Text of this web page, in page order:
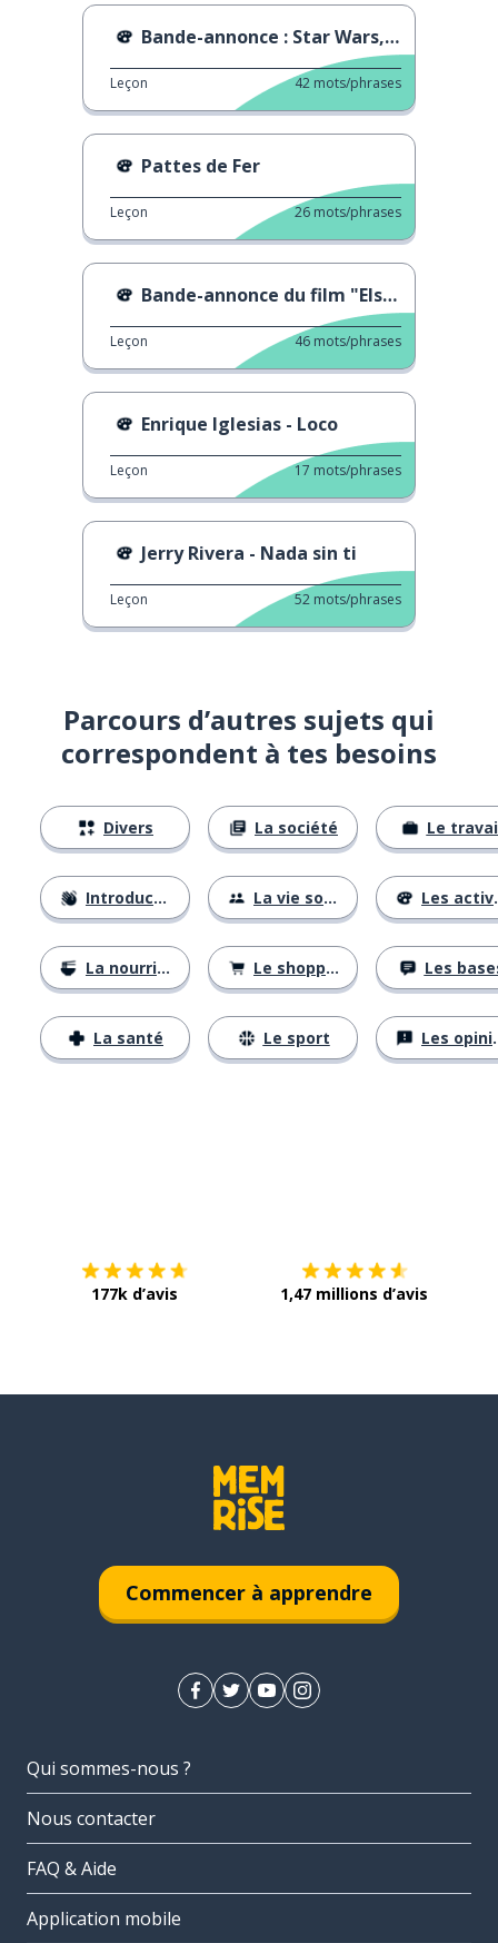
Bande-annonce : Star Wars, Tales of the Empire
Leçon 42 mots/phrases
Pattes de Fer
Leçon 26 mots/phrases
Bande-annonce du film "Elsa & Fred"
Leçon 46 mots/phrases
Enrique Iglesias - Loco
Leçon 17 mots/phrases
Jerry Rivera - Nada sin ti
Leçon 52 mots/phrases
Parcours d’autres sujets qui
correspondent à tes besoins
Divers
Introductions
La nourriture
La santé
La société
La vie sociale
Le shopping
Le sport
Le
Les activités
Les
Les opinions
177k d’avis 1,47 millions d’avis
Commencer à apprendre
Qui sommes-nous ?
Nous contacter
FAQ & Aide
Application mobile